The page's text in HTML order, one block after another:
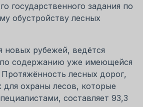
государственного задания по
обустройству лесных
новых рубежей, ведётся
по содержанию уже имеющейся
лесных дорог,
для охраны лесов, которые
составляет 93,3